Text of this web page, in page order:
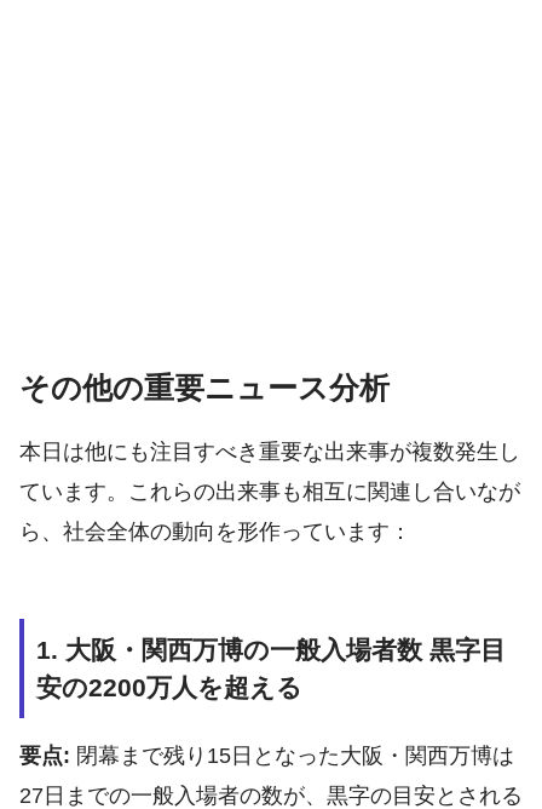
その他の重要ニュース分析
本日は他にも注目すべき重要な出来事が複数発生し
ています。これらの出来事も相互に関連し合いなが
ら、社会全体の動向を形作っています：
1. 大阪・関西万博の一般入場者数 黒字目
安の2200万人を超える
要点: 閉幕まで残り15日となった大阪・関西万博は
27日までの一般入場者の数が、黒字の目安とされる